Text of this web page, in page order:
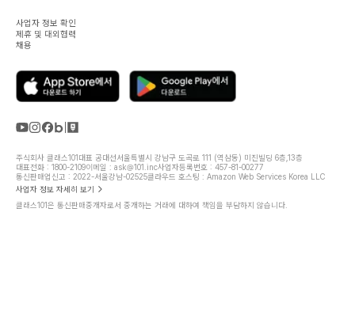
사업자 정보 확인
제휴 및 대외협력
채용
주식회사 클래스101 대표 공대선서울특별시 강남구 도곡로 111 (역삼동) 미진빌딩 6층,13층
대표전화 : 1800-2109이메일 : ask@101.inc사업자등록번호 : 457-81-00277
통신판매업신고 : 2022-서울강남-02525클라우드 호스팅 : Amazon Web Services Korea LLC
사업자 정보 자세히 보기
클래스101은 통신판매중개자로서 중개하는 거래에 대하여 책임을 부담하지 않습니다.